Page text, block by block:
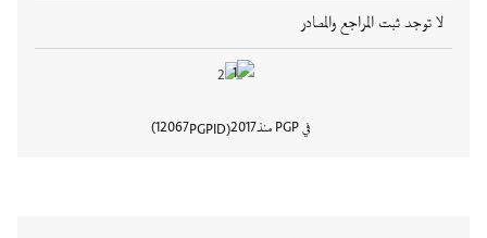
لا توجد ثبت المراجع والمصادر
في PGP منذ 2017
PGPID
12067